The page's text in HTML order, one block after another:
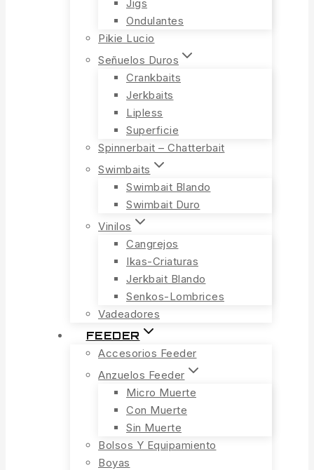
Jigs
Ondulantes
Pikie Lucio
Señuelos Duros
Crankbaits
Jerkbaits
Lipless
Superficie
Spinnerbait – Chatterbait
Swimbaits
Swimbait Blando
Swimbait Duro
Vinilos
Cangrejos
Ikas-Criaturas
Jerkbait Blando
Senkos-Lombrices
Vadeadores
FEEDER
Accesorios Feeder
Anzuelos Feeder
Micro Muerte
Con Muerte
Sin Muerte
Bolsos Y Equipamiento
Boyas